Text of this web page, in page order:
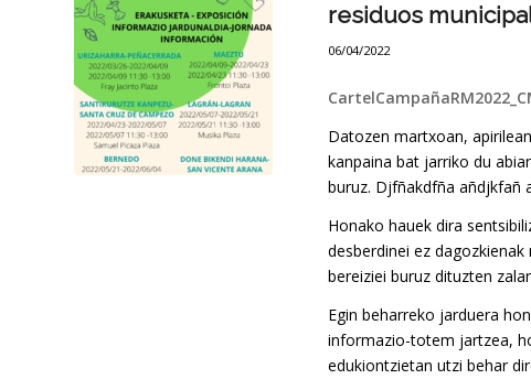
residuos
06/04/2022
Datozen martxoan,
kanpaina bat jarriko du
buruz. Djfñakdfña añdjkfañ
Honako hauek dira
desberdinei ez
bereiziei buruz dituzten
Egin beharreko jarduera
informazio-totem jartzea,
edukiontzietan utzi behar